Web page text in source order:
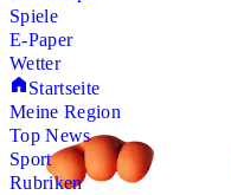
Spiele
E-Paper
Wetter
Startseite
Meine Region
Top News
Sport
Rubriken